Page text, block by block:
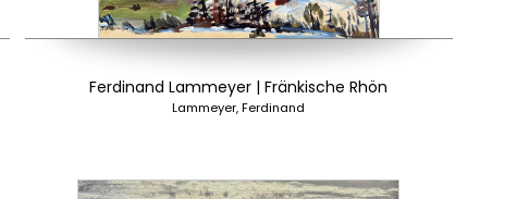
Ferdinand Lammeyer | Fränkische Rhön
Lammeyer, Ferdinand